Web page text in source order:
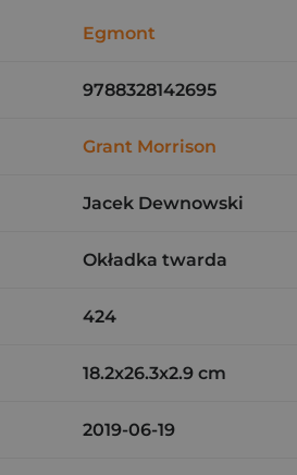
Egmont
9788328142695
Grant Morrison
Jacek Dewnowski
Okładka twarda
424
18.2x26.3x2.9 cm
2019-06-19